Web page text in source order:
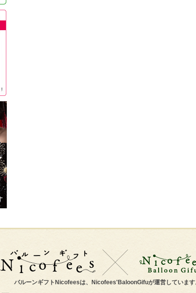
バルーンギフトNicofeesは、Nicofees'BaloonGifuが運営しています